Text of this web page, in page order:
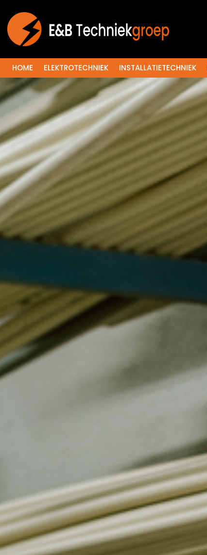
HOME ELEKTROTECHNIEK INSTALLATIETECHNIEK